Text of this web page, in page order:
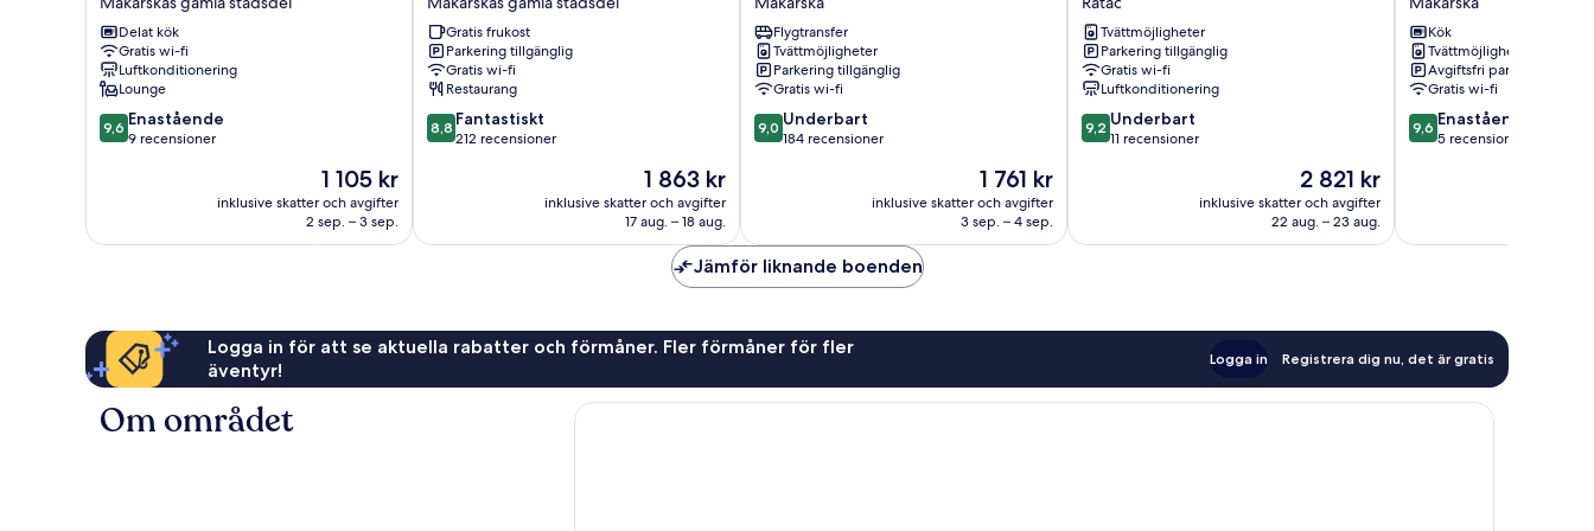
Riviera
Makarskas
gamla
stadsdel
Delat kök
Gratis wi-fi
Luftkonditionering
Lounge
9.6
av
9,6 Enastående
9 recensioner
Priset
1 105 kr
1 105 kr
inklusive skatter och avgifter
2 sep. – 3 sep.
Makarskas
gamla
stadsdel
Gratis frukost
Parkering tillgänglig
Gratis wi-fi
Restaurang
8.8
av
8,8 Fantastiskt
212 recensioner
Priset
1 863 kr
1 863 kr
inklusive skatter och avgifter
17 aug. – 18 aug.
Makarska
Flygtransfer
Tvättmöjligheter
Parkering tillgänglig
Gratis wi-fi
9.0
av
9,0 Underbart
184 recensioner
Priset
1 761 kr
1 761 kr
inklusive skatter och avgifter
3 sep. – 4 sep.
Ratac
Tvättmöjligheter
Parkering tillgänglig
Gratis wi-fi
Luftkonditionering
9.2
av
9,2 Underbart
11 recensioner
Priset
2 821 kr
2 821 kr
inklusive skatter och avgifter
22 aug. – 23 aug.
Makarska
Kök
Tvättmöjligheter
Avgiftsfri parkering
Gratis wi-fi
9.6
av
9,6 Enastående
5 recensioner
Jämför liknande boenden
Logga in för att se aktuella rabatter och förmåner. Fler förmåner för fler
äventyr!
Logga in Registrera dig nu, det är gratis
Om området